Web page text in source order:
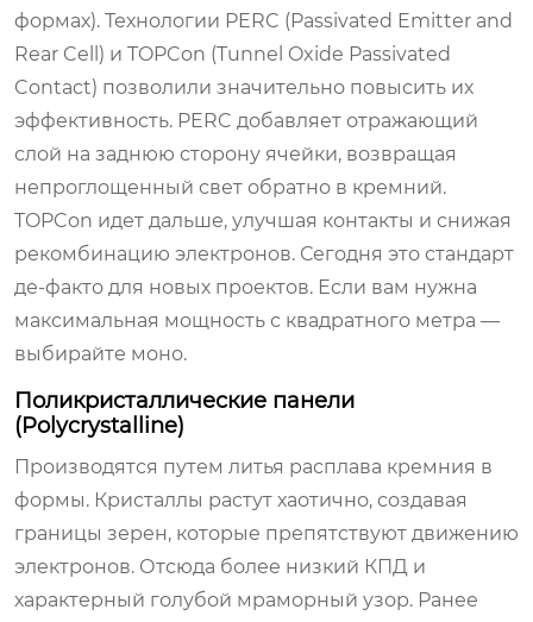
формах). Технологии PERC (Passivated Emitter and
Rear Cell) и TOPCon (Tunnel Oxide Passivated
Contact) позволили значительно повысить их
эффективность. PERC добавляет отражающий
слой на заднюю сторону ячейки, возвращая
непроглощенный свет обратно в кремний.
TOPCon идет дальше, улучшая контакты и снижая
рекомбинацию электронов. Сегодня это стандарт
де-факто для новых проектов. Если вам нужна
максимальная мощность с квадратного метра —
выбирайте моно.
Поликристаллические панели
(Polycrystalline)
Производятся путем литья расплава кремния в
формы. Кристаллы растут хаотично, создавая
границы зерен, которые препятствуют движению
электронов. Отсюда более низкий КПД и
характерный голубой мраморный узор. Ранее